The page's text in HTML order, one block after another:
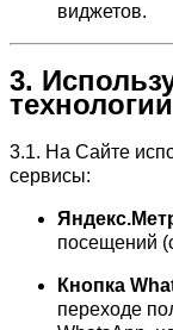
виджетов.
3.
технологии
3.1. На Сайте
сервисы:
посещений
Кнопка
переходе